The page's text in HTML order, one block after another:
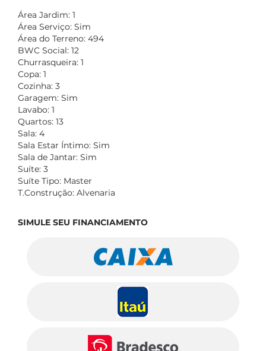
Área Jardim: 1
Área Serviço: Sim
Área do Terreno: 494
BWC Social: 12
Churrasqueira: 1
Copa: 1
Cozinha: 3
Garagem: Sim
Lavabo: 1
Quartos: 13
Sala: 4
Sala Estar Íntimo: Sim
Sala de Jantar: Sim
Suíte: 3
Suíte Tipo: Master
T.Construção: Alvenaria
SIMULE SEU FINANCIAMENTO